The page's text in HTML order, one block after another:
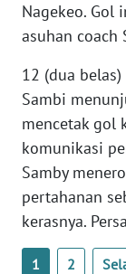
Nagekeo. Gol
asuhan coach
12 (dua
Sambi
mencetak gol
komunikasi
Samby
pertahanan
kerasnya.
1 2
BABEL
SUMBAR
WN
SUMSEL
WN
WN